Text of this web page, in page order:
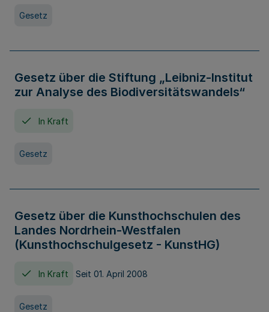
Gesetz
Gesetz über die Stiftung „Leibniz-Institut
zur Analyse des Biodiversitätswandels“
In Kraft
Gesetz
Gesetz über die Kunsthochschulen des
Landes Nordrhein-Westfalen
(Kunsthochschulgesetz - KunstHG)
In Kraft Seit 01. April 2008
Gesetz